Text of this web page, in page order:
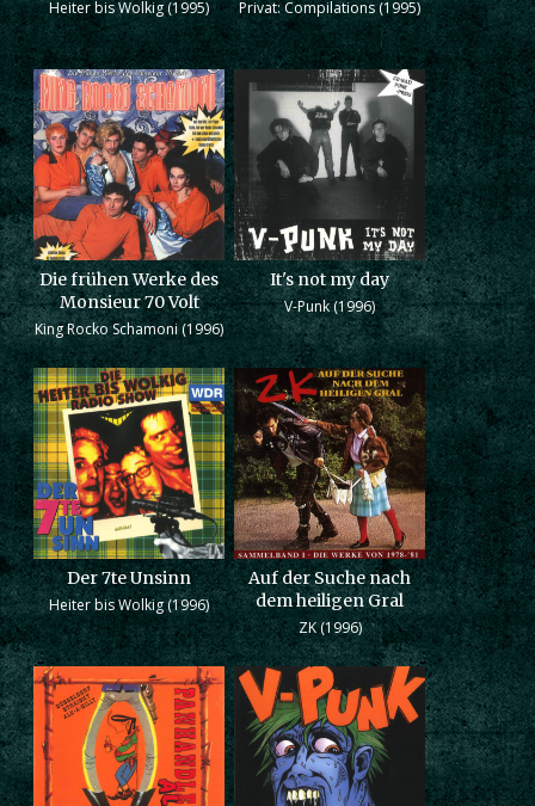
Heiter bis Wolkig (1995) Privat: Compilations (1995)
Die frühen Werke des
Monsieur 70 Volt
King Rocko Schamoni (1996)
It's not my day
V-Punk (1996)
Der 7te Unsinn
Heiter bis Wolkig (1996)
Auf der Suche nach
dem heiligen Gral
ZK (1996)